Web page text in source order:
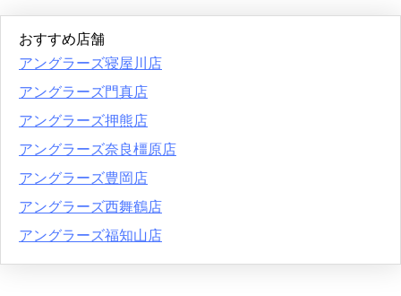
おすすめ店舗
アングラーズ寝屋川店
アングラーズ門真店
アングラーズ押熊店
アングラーズ奈良橿原店
アングラーズ豊岡店
アングラーズ西舞鶴店
アングラーズ福知山店